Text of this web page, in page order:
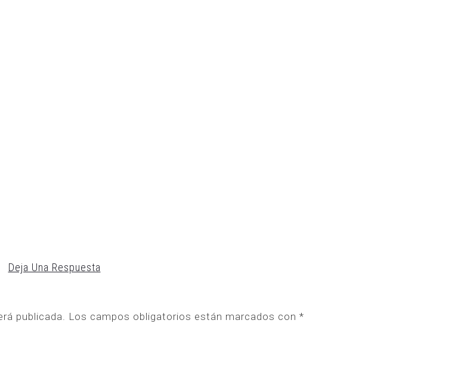
Deja Una Respuesta
publicada. Los campos obligatorios están marcados con *